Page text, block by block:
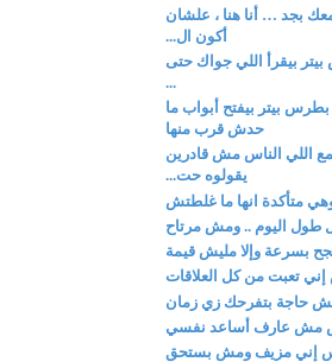
بجد … أنا هنا ، علشان
أكون ال...
بيقرأ اللي جواك حتى
...
بيتر بيفتح أبواب ما
حدش قرب منها
بسمع اللي الناس مش قادرين
يقولوه حت...
متأكدة انها ما غلطتش
طول اليوم .. ومش مرتاح
بسرعة وإلا مليش قيمة
تعبت من كل العلاقات
حاجة بتفرحك زي زمان
مش عارف أساعد نفسي
إني مزيف ومش بستحق